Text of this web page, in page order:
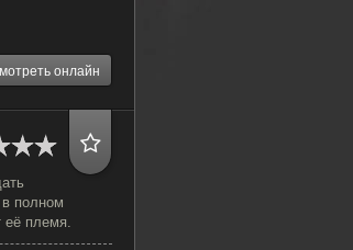
онлайн
полном
её племя.